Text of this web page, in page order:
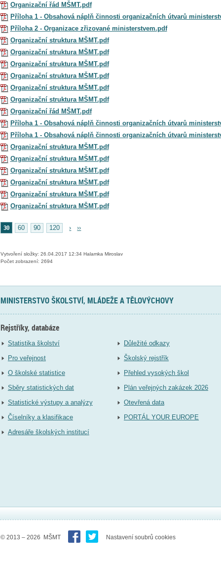
Organizační řád MŠMT.pdf
Příloha 1 - Obsahová náplň činnosti organizačních útvarů
Příloha 2 - Organizace zřizované ministerstvem.pdf
Organizační struktura MŠMT.pdf
Organizační struktura MŠMT.pdf
Organizační struktura MŠMT.pdf
Organizační struktura MŠMT.pdf
Organizační struktura MŠMT.pdf
Organizační struktura MŠMT.pdf
Organizační řád MŠMT.pdf
Příloha 1 - Obsahová náplň činnosti organizačních útvarů
Příloha 1 - Obsahová náplň činnosti organizačních útvarů
Organizační struktura MŠMT.pdf
Organizační struktura MŠMT.pdf
Organizační struktura MŠMT.pdf
Organizační struktura MŠMT.pdf
Organizační struktura MŠMT.pdf
Organizační struktura MŠMT.pdf
30 60 90 120 › ››
Vytvoření složky: 26.04.2017 12:34 Halamka Miroslav
Počet zobrazení: 2694
MINISTERSTVO ŠKOLSTVÍ, MLÁDEŽE A TĚLOVÝCHOVY
Rejstříky, databáze
Statistika školství
Pro veřejnost
O školské statistice
Sběry statistických dat
Statistické výstupy a analýzy
Číselníky a klasifikace
Adresáře školských institucí
Důležité odkazy
Školský rejstřík
Přehled vysokých škol
Plán veřejných zakázek 2026
Otevřená data
PORTÁL YOUR EUROPE
© 2013 – 2026 MŠMT Nastavení soubrů cookies